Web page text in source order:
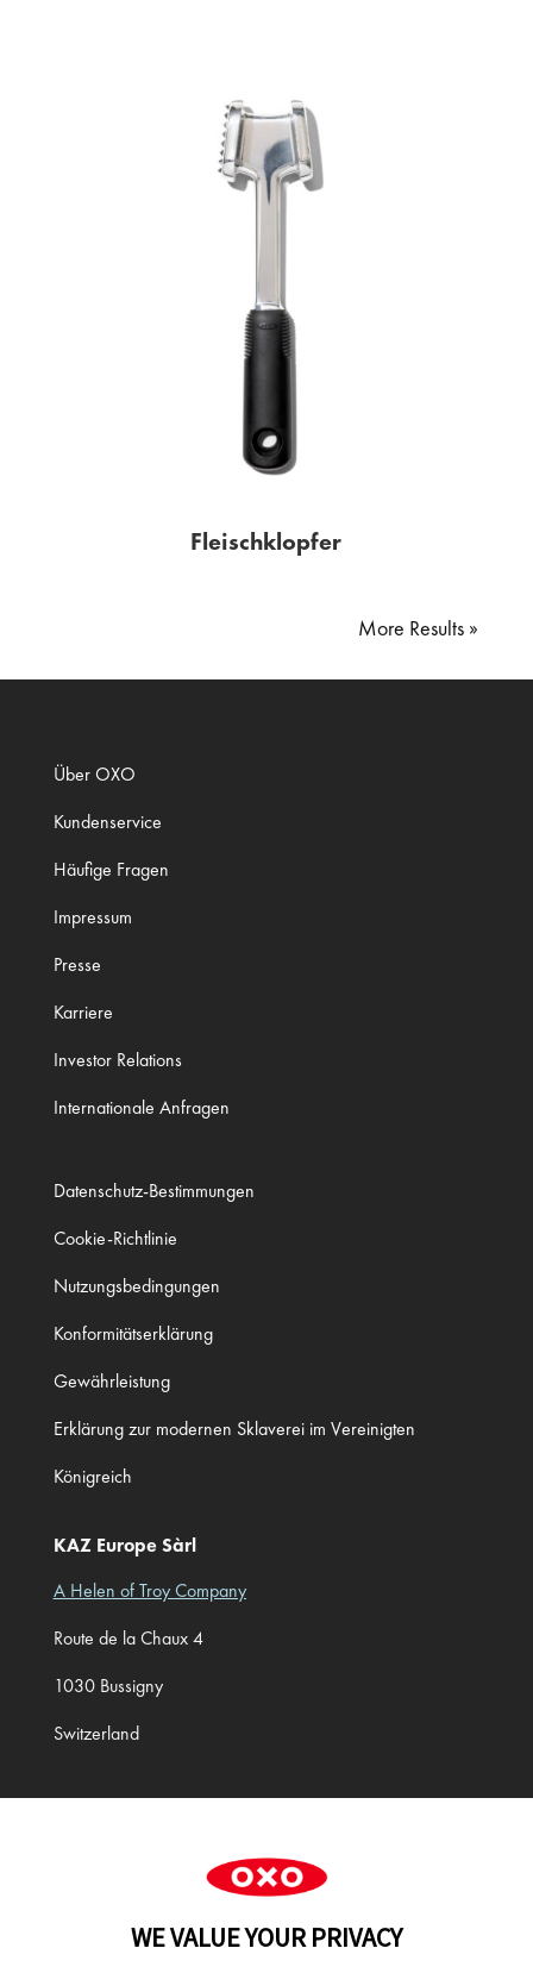
Fleischklopfer
« Older Entries
Über OXO
Kundenservice
Häufige Fragen
Impressum
Presse
Karriere
Investor Relations
Internationale Anfragen
Datenschutz-Bestimmungen
Cookie-Richtlinie
Nutzungsbedingungen
Konformitätserklärung
Gewährleistung
Erklärung zur modernen Sklaverei im Vereinigten
Königreich
KAZ Europe Sàrl
A Helen of Troy Company
Route de la Chaux 4
1030 Bussigny
Switzerland
WE VALUE YOUR PRIVACY